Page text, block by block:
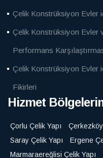
Çelik Konstrüksiyon Evler
Çelik Konstrüksiyon Evler
Performans
Çelik Konstrüksiyon Evler
Fikirleri
Hizmet
Çorlu Çelik Yapı
Saray Çelik Yapı
Ergene
Marmaraereğlisi Çelik Yapı